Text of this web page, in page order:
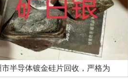
半导体镀金硅片回收，严格为